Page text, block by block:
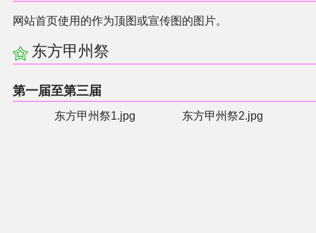
网站首页使用的作为顶图或宣传图的图片。
东方甲州祭
第一届至第三届
东方甲州祭1.jpg 东方甲州祭2.jpg